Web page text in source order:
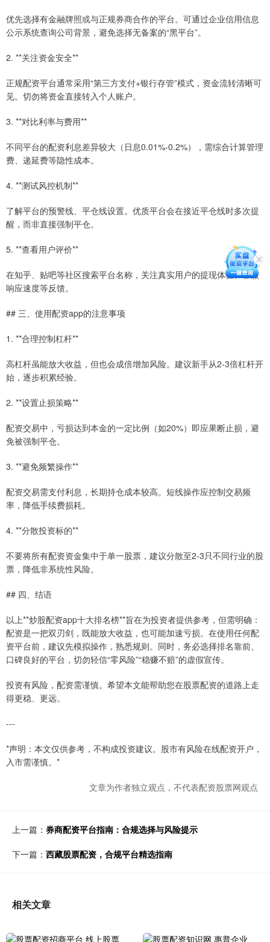
优先选择有金融牌照或与正规券商合作的平台。可通过企业信用信息
公示系统查询公司背景，避免选择无备案的“黑平台”。
2. **关注资金安全**
正规配资平台通常采用“第三方支付+银行存管”模式，资金流转清晰可
见。切勿将资金直接转入个人账户。
3. **对比利率与费用**
不同平台的配资利息差异较大（日息0.01%-0.2%），需综合计算管理
费、递延费等隐性成本。
4. **测试风控机制**
了解平台的预警线、平仓线设置。优质平台会在接近平仓线时多次提
醒，而非直接强制平仓。
5. **查看用户评价**
在知乎、贴吧等社区搜索平台名称，关注真实用户的提现体验、客服
响应速度等反馈。
## 三、使用配资app的注意事项
1. **合理控制杠杆**
高杠杆虽能放大收益，但也会成倍增加风险。建议新手从2-3倍杠杆开
始，逐步积累经验。
2. **设置止损策略**
配资交易中，亏损达到本金的一定比例（如20%）即应果断止损，避
免被强制平仓。
3. **避免频繁操作**
配资交易需支付利息，长期持仓成本较高。短线操作应控制交易频
率，降低手续费损耗。
4. **分散投资标的**
不要将所有配资资金集中于单一股票，建议分散至2-3只不同行业的股
票，降低非系统性风险。
## 四、结语
以上**炒股配资app十大排名榜**旨在为投资者提供参考，但需明确：
配资是一把双刃剑，既能放大收益，也可能加速亏损。在使用任何配
资平台前，建议先模拟操作，熟悉规则。同时，务必选择排名靠前、
口碑良好的平台，切勿轻信“零风险”“稳赚不赔”的虚假宣传。
投资有风险，配资需谨慎。希望本文能帮助您在股票配资的道路上走
得更稳、更远。
---
*声明：本文仅供参考，不构成投资建议。股市有风险在线配资开户，
入市需谨慎。*
文章为作者独立观点，不代表配资股票网观点
上一篇： 券商配资平台指南：合规选择与风险提示
下一篇： 西藏股票配资，合规平台精选指南
相关文章